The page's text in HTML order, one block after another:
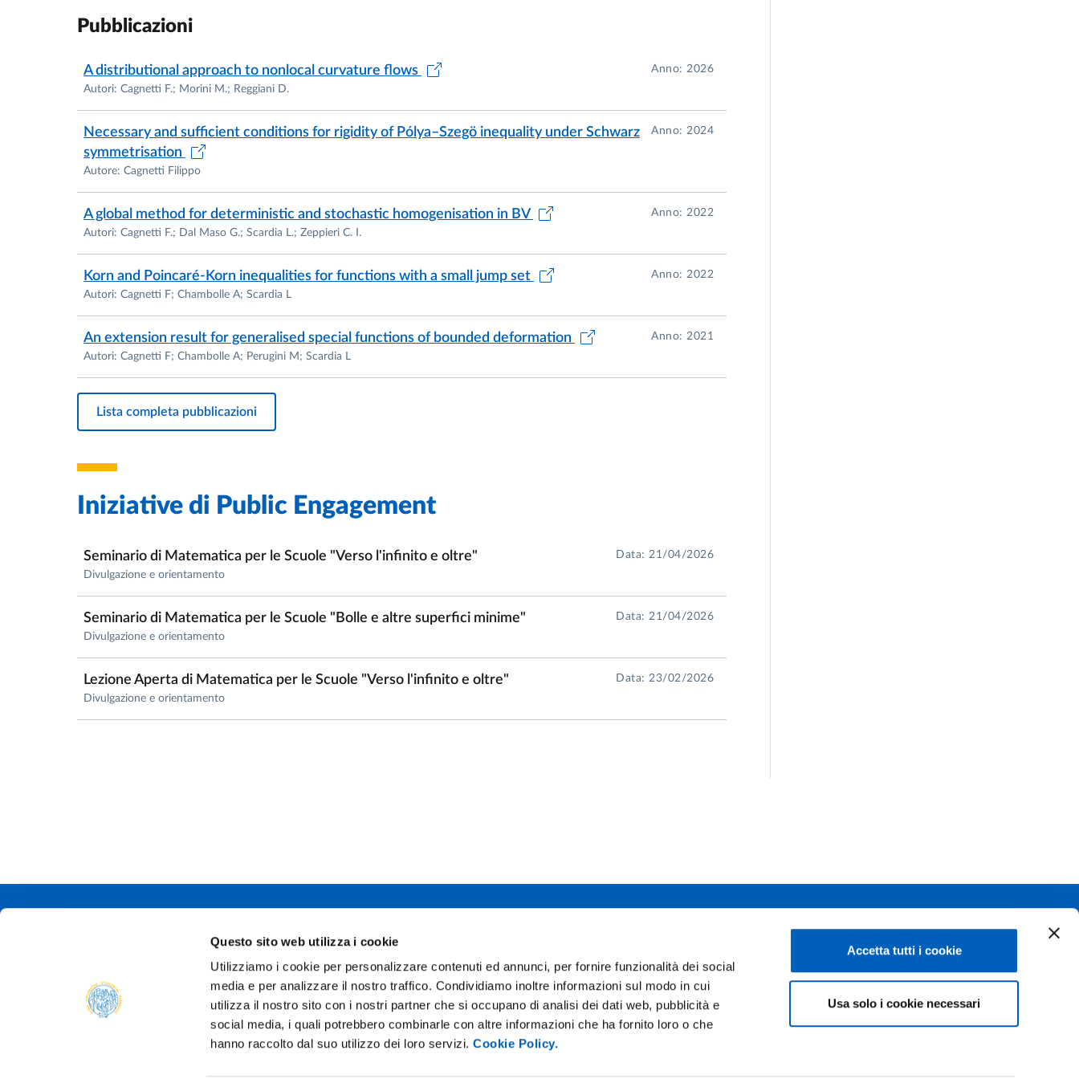
Questo sito web utilizza i cookie
Utilizziamo i cookie per personalizzare contenuti ed annunci, per fornire funzionalità dei social
media e per analizzare il nostro traffico. Condividiamo inoltre informazioni sul modo in cui
utilizza il nostro sito con i nostri partner che si occupano di analisi dei dati web, pubblicità e
social media, i quali potrebbero combinarle con altre informazioni che ha fornito loro o che
hanno raccolto dal suo utilizzo dei loro servizi.Cookie Policy.
Accetta tutti i cookie
Usa solo i cookie necessari
Pubblicazioni
A distributional approach to nonlocal curvature flows
Autori: Cagnetti F.; Morini M.; Reggiani D.
Anno: 2026
Necessary and sufficient conditions for rigidity of Pólya–Szegö inequality under Schwarz
symmetrisation
Autore: Cagnetti Filippo
Anno: 2024
A global method for deterministic and stochastic homogenisation in BV
Autori: Cagnetti F.; Dal Maso G.; Scardia L.; Zeppieri C. I.
Anno: 2022
Korn and Poincaré-Korn inequalities for functions with a small jump set
Autori: Cagnetti F; Chambolle A; Scardia L
Anno: 2022
An extension result for generalised special functions of bounded deformation
Autori: Cagnetti F; Chambolle A; Perugini M; Scardia L
Anno: 2021
Lista completa pubblicazioni
Iniziative di Public Engagement
Seminario di Matematica per le Scuole "Verso l'infinito e oltre"
Divulgazione e orientamento
Data: 21/04/2026
Seminario di Matematica per le Scuole "Bolle e altre superfici minime"
Divulgazione e orientamento
Data: 21/04/2026
Lezione Aperta di Matematica per le Scuole "Verso l'infinito e oltre"
Divulgazione e orientamento
Data: 23/02/2026
Università degli studi di Parma
P.IVA 00308780345
Tel.+39 0521 902111
PEC:protocollo@pec.unipr.it
Instagram X Youtube
Flickr
WhatsApp